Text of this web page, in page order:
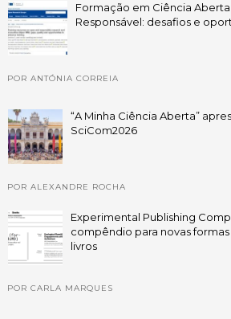
Formação em Ciência
Responsável: desafios e
POR ANTÓNIA CORREIA
“A Minha Ciência Aberta”
SciCom2026
POR ALEXANDRE ROCHA
Experimental Publishing
compêndio para novas
livros
POR CARLA MARQUES